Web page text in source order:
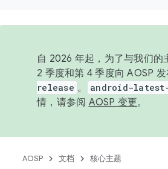
自 2026 年起，为了与我们
2 季度和第 4 季度向 AOSP
release 。 android-
情，请参阅 AOSP 变更。
AOSP 文档 核心主题